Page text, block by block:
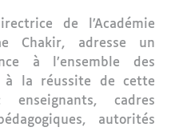
de l’Académie
Chakir, adresse un
à l’ensemble des
la réussite de cette
enseignants, cadres
autorités